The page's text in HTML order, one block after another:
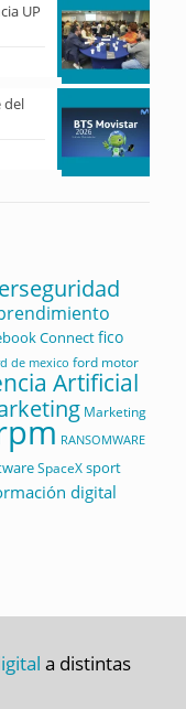
UP
del
Connectfico
de mexico ford motor
Artificial
Marketing
RANSOMWARE
SpaceXsport
digital
a distintas